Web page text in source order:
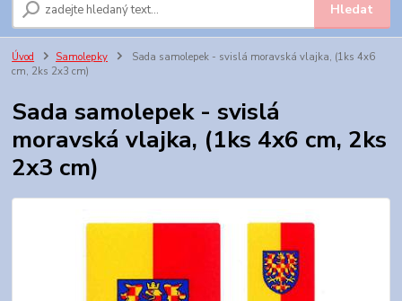
Hledat
Úvod Samolepky
Sada samolepek - svislá moravská vlajka, (1ks 4x6
cm, 2ks 2x3 cm)
Sada samolepek - svislá
moravská vlajka, (1ks 4x6 cm, 2ks
2x3 cm)